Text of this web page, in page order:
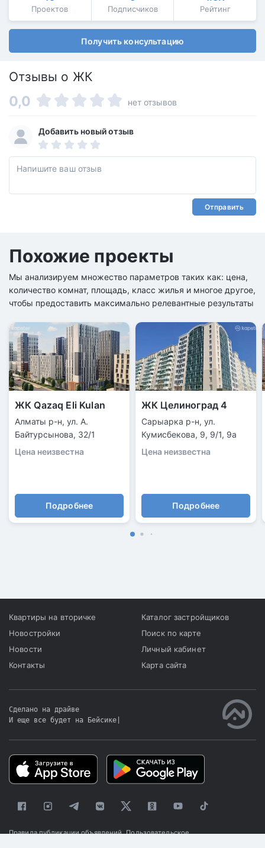
Проектов Подписчиков Рейтинг
Получить консультацию
Отзывы о ЖК
0,0 нет отзывов
Добавить новый отзыв
Отправить
Похожие проекты
Мы анализируем множество параметров таких как: цена,
количество комнат, площадь, класс жилья и многое другое,
чтобы предоставить максимально релевантные результаты
ЖК Qazaq Eli Kulan
Алматы р-н, ул. А.
Байтурсынова, 32/1
Цена неизвестна
Подробнее
ЖК Целиноград 4
Сарыарка р-н, ул.
Кумисбекова, 9, 9/1, 9а
Цена неизвестна
Подробнее
Квартиры на вторичке
Новостройки
Новости
Контакты
Каталог застройщиков
Поиск по карте
Личный кабинет
Карта сайта
Сделано на драйве
И еще все будет на Бейсике
Правила публикации объявлений Пользовательское